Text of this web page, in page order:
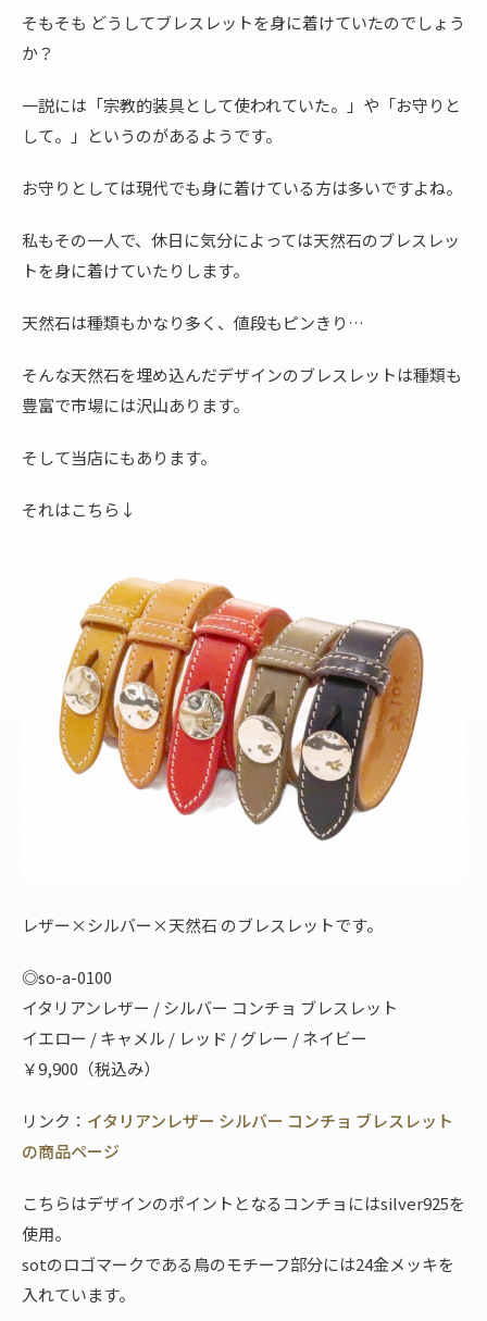
そもそも どうしてブレスレットを身に着けていたのでしょう
か？
一説には「宗教的装具として使われていた。」や「お守りと
して。」というのがあるようです。
お守りとしては現代でも身に着けている方は多いですよね。
私もその一人で、休日に気分によっては天然石のブレスレッ
トを身に着けていたりします。
天然石は種類もかなり多く、値段もピンきり…
そんな天然石を埋め込んだデザインのブレスレットは種類も
豊富で市場には沢山あります。
そして当店にもあります。
それはこちら↓
レザー×シルバー×天然石 のブレスレットです。
◎so-a-0100
イタリアンレザー / シルバー コンチョ ブレスレット
イエロー / キャメル / レッド / グレー / ネイビー
￥9,900（税込み）
リンク： イタリアンレザー シルバー コンチョ ブレスレット
の商品ページ
こちらはデザインのポイントとなるコンチョにはsilver925を
使用。
sotのロゴマークである鳥のモチーフ部分には24金メッキを
入れています。